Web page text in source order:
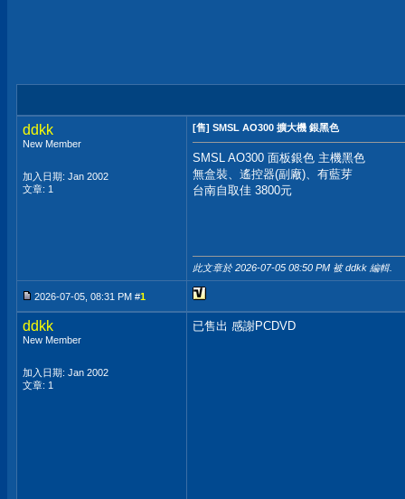
ddkk
New Member
加入日期: Jan 2002
文章: 1
[售] SMSL AO300 擴大機 銀黑色
SMSL AO300 面板銀色 主機黑色
無盒裝、遙控器(副廠)、有藍芽
台南自取佳 3800元
此文章於 2026-07-05 08:50 PM 被 ddkk 編輯.
2026-07-05, 08:31 PM #1
ddkk
New Member
加入日期: Jan 2002
文章: 1
已售出 感謝PCDVD